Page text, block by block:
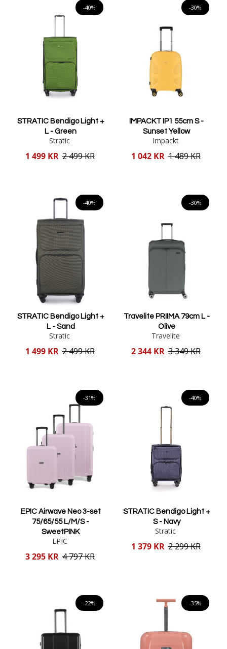
-40%
STRATIC Bendigo Light +
L - Green
Stratic
Reducerat
1 499 KR 2 499 KR
-30%
IMPACKT IP1 55cm S -
Sunset Yellow
Impackt
Reducerat
1 042 KR 1 489 KR
-40%
STRATIC Bendigo Light +
L - Sand
Stratic
Reducerat
1 499 KR 2 499 KR
-30%
Travelite PRIIMA 79cm L -
Olive
Travelite
Reducerat
2 344 KR 3 349 KR
-31%
EPIC Airwave Neo 3-set
75/65/55 L/M/S -
SweetPINK
EPIC
Reducerat
3 295 KR 4 797 KR
-40%
STRATIC Bendigo Light +
S - Navy
Stratic
Reducerat
1 379 KR 2 299 KR
-22% -35%